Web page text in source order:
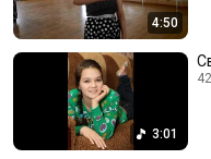
4:50
3:01